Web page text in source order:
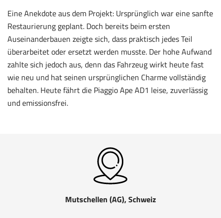
Eine Anekdote aus dem Projekt: Ursprünglich war eine sanfte
Restaurierung geplant. Doch bereits beim ersten
Auseinanderbauen zeigte sich, dass praktisch jedes Teil
überarbeitet oder ersetzt werden musste. Der hohe Aufwand
zahlte sich jedoch aus, denn das Fahrzeug wirkt heute fast
wie neu und hat seinen ursprünglichen Charme vollständig
behalten. Heute fährt die Piaggio Ape AD1 leise, zuverlässig
und emissionsfrei.
Mutschellen (AG), Schweiz